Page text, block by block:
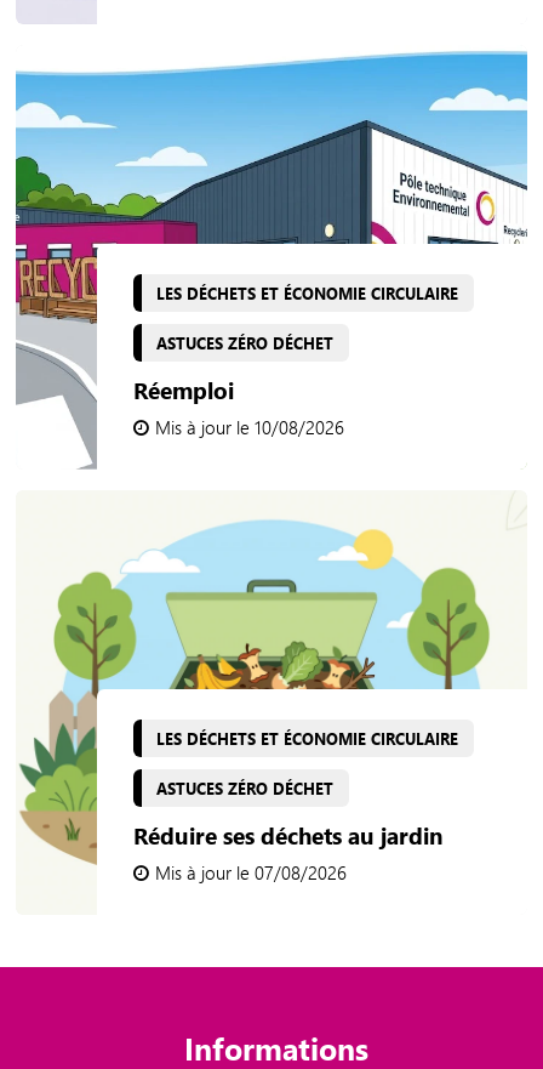
LES DÉCHETS ET ÉCONOMIE CIRCULAIRE
ASTUCES ZÉRO DÉCHET
Réemploi
Mis à jour le 10/08/2026
LES DÉCHETS ET ÉCONOMIE CIRCULAIRE
ASTUCES ZÉRO DÉCHET
Réduire ses déchets au jardin
Mis à jour le 07/08/2026
Informations